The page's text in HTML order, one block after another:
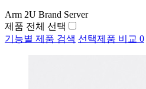
Arm 2U Brand Server
제품 전체 선택
기능별 제품 검색 선택제품 비교 0